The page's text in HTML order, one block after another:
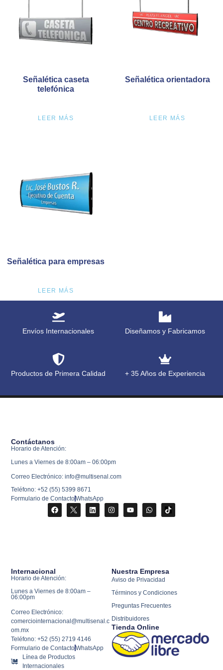
Señalética caseta
telefónica
LEER MÁS
Señalética orientadora
LEER MÁS
Señalética para empresas
LEER MÁS
Envíos Internacionales Diseñamos y Fabricamos
Productos de Primera Calidad + 35 Años de Experiencia
Nuestra Empresa
Aviso de Privacidad
Términos y Condiciones
Preguntas Frecuentes
Distribuidores
Tienda Online
Internacional
Horario de Atención:
Lunes a Viernes de 8:00am –
06:00pm
Correo Electrónico:
comerciointernacional@multisenal.c
om.mx
Teléfono: +52 (55) 2719 4146
Formulario de ContactoWhatsApp
Línea de Productos
Internacionales
Contáctanos
Horario de Atención:
Lunes a Viernes de 8:00am – 06:00pm
Correo Electrónico: info@multisenal.com
Teléfono: +52 (55) 5399 8671
Formulario de ContactoWhatsApp